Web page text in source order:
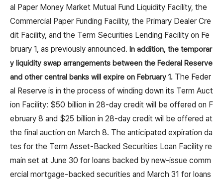
al Paper Money Market Mutual Fund Liquidity Facility, the
Commercial Paper Funding Facility, the Primary Dealer Cre
dit Facility, and the Term Securities Lending Facility on Fe
bruary 1, as previously announced. In addition, the temporar
y liquidity swap arrangements between the Federal Reserve
and other central banks will expire on February 1. The Feder
al Reserve is in the process of winding down its Term Auct
ion Facility: $50 billion in 28-day credit will be offered on F
ebruary 8 and $25 billion in 28-day credit wil be offered at
the final auction on March 8. The anticipated expiration da
tes for the Term Asset-Backed Securities Loan Facility re
main set at June 30 for loans backed by new-issue comm
ercial mortgage-backed securities and March 31 for loans